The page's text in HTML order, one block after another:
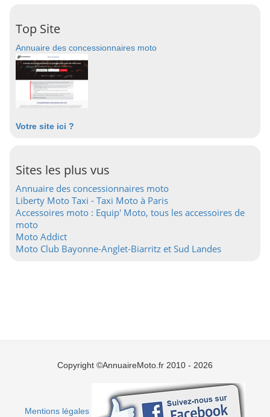
Top Site
Annuaire des concessionnaires moto
Votre site ici ?
Sites les plus vus
Annuaire des concessionnaires moto
Liberty Moto Taxi - Taxi Moto à Paris
Accessoires moto : Equip' Moto, tous les accessoires de
moto
Moto Addict
Moto Club Bayonne-Anglet-Biarritz et Sud Landes
Copyright ©AnnuaireMoto.fr 2010 - 2026
Mentions légales